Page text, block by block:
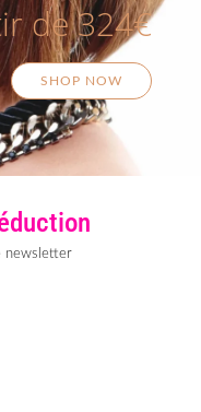
de 324€
SHOP NOW
newsletter